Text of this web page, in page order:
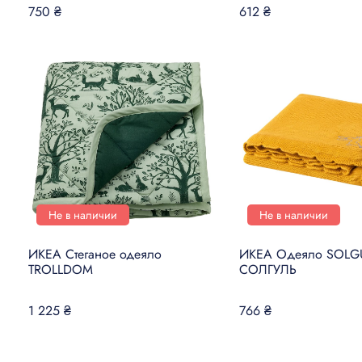
750 ₴ 612 ₴
Не в наличии
ИКЕА Стеганое одеяло
TROLLDOM
1 225 ₴
Не в наличии
ИКЕА Одеяло
СОЛГУЛЬ
766 ₴